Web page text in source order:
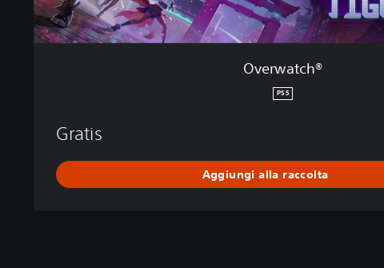
Overwatch®
PS5
Gratis
Aggiungi alla raccolta